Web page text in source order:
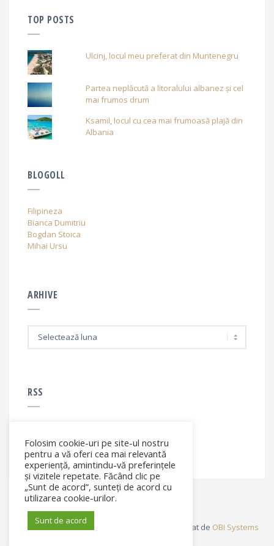
TOP POSTS
Ulcinj, locul meu preferat din Muntenegru
Partea neplăcută a litoralului albanez și cel
mai frumos drum
Ksamil, locul cu cea mai frumoasă plajă din
Albania
BLOGOLL
Filipineza
Bianca Dumitriu
Bogdan Stoica
Mihai Ursu
ARHIVE
RSS
RSS - articole
© Elena Filip. All rights reserved ® - Site dezvoltat de OBI Systems
Folosim cookie-uri pe site-ul nostru
pentru a vă oferi cea mai relevantă
experiență, amintindu-vă preferințele
și vizitele repetate. Făcând clic pe
„Sunt de acord”, sunteți de acord cu
utilizarea cookie-urilor.
Sunt de acord